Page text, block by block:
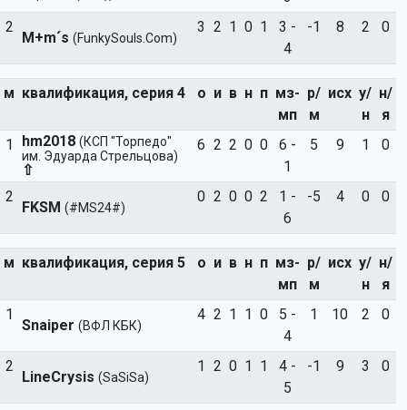
2
M+m´s (FunkySouls.Com)
3 2 1 0 1
3 -
4
-1 8 2 0
м квалификация, серия 4 о и в н п мз-
мп
р/
м
исх у/
н
н/
я
1
hm2018 (КСП "Торпедо"
им. Эдуарда Стрельцова)
⇧
6 2 2 0 0
6 -
1
5 9 1 0
2
FKSM (#MS24#)
0 2 0 0 2
1 -
6
-5 4 0 0
м квалификация, серия 5 о и в н п мз-
мп
р/
м
исх у/
н
н/
я
1
Snaiper (ВФЛ КБК)
4 2 1 1 0
5 -
4
1 10 2 0
2
LineCrysis (SaSiSa)
1 2 0 1 1
4 -
5
-1 9 3 0